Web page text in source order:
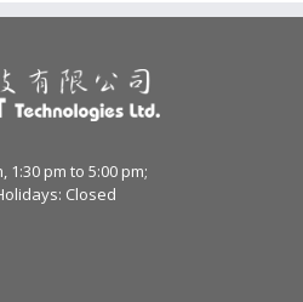
1:30 pm to 5:00 pm;
Closed